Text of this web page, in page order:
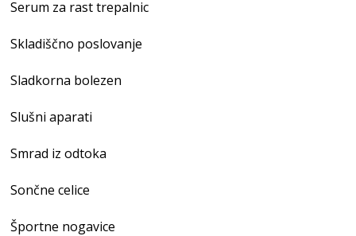
Serum za rast trepalnic
Skladiščno poslovanje
Sladkorna bolezen
Slušni aparati
Smrad iz odtoka
Sončne celice
Športne nogavice